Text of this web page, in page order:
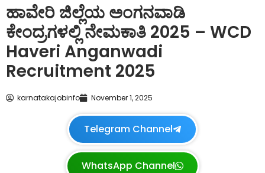
ಹಾವೇರಿ ಜಿಲ್ಲೆಯ ಅಂಗನವಾಡಿ
ಕೇಂದ್ರಗಳಲ್ಲಿ ನೇಮಕಾತಿ 2025 – WCD
Haveri Anganwadi
Recruitment 2025
karnatakajobinfo November 1, 2025
Telegram Channel
WhatsApp Channel